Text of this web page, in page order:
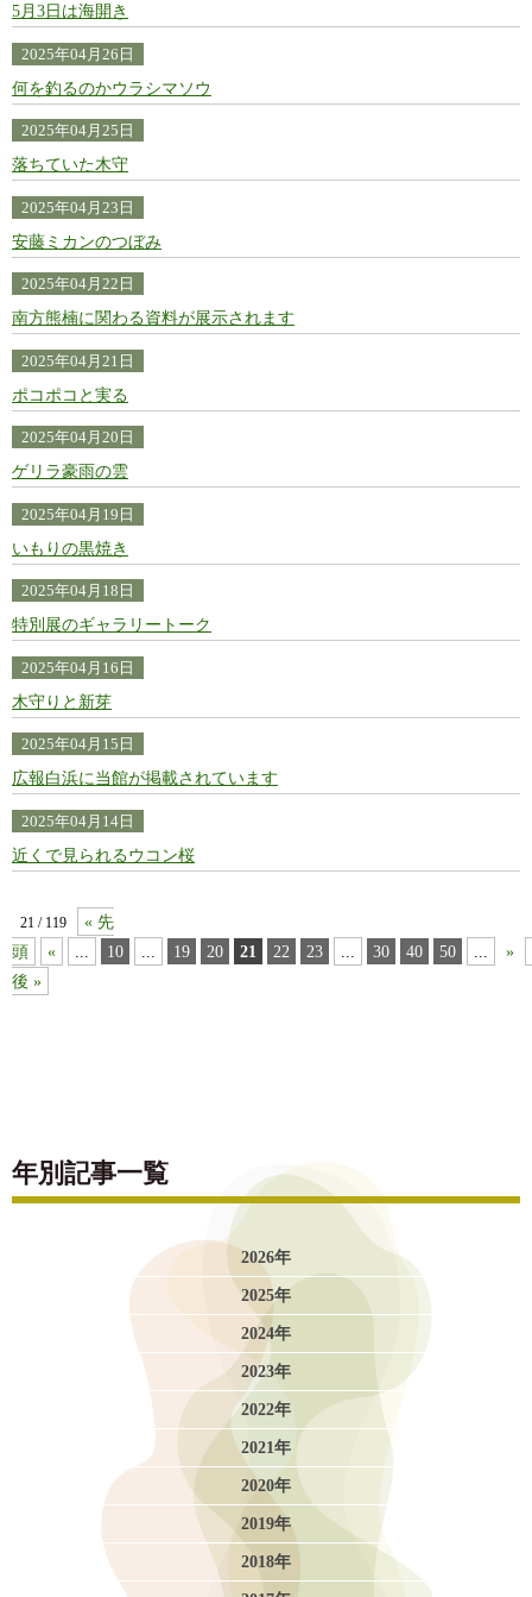
5月3日は海開き
2025年04月26日
何を釣るのかウラシマソウ
2025年04月25日
落ちていた木守
2025年04月23日
安藤ミカンのつぼみ
2025年04月22日
南方熊楠に関わる資料が展示されます
2025年04月21日
ポコポコと実る
2025年04月20日
ゲリラ豪雨の雲
2025年04月19日
いもりの黒焼き
2025年04月18日
特別展のギャラリートーク
2025年04月16日
木守りと新芽
2025年04月15日
広報白浜に当館が掲載されています
2025年04月14日
近くで見られるウコン桜
21 / 119
« 先
頭
« 10 19 20 21 22 23 30 40 50
»
後 »
年別記事一覧
2026年
2025年
2024年
2023年
2022年
2021年
2020年
2019年
2018年